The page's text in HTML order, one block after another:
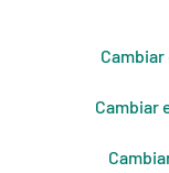
Cambiar
Cambiar